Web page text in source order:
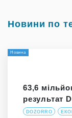
Новини по
Новина
63,6
результат
DOZORRO